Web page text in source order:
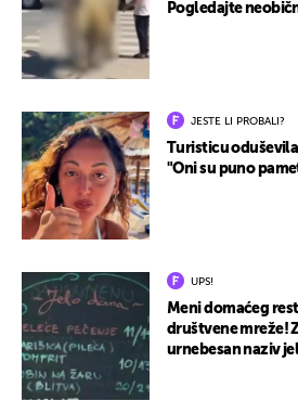
Pogledajte
JESTE LI PROBALI?
Turisticu
"Oni su puno
UPS!
Meni domaćeg
društvene mreže!
urnebesan naziv